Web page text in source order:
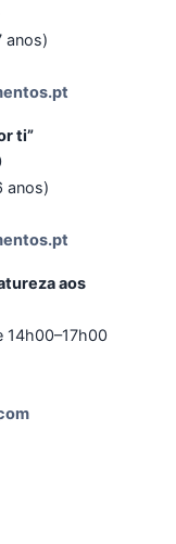
anos)
ti”
anos)
aos
14h00–17h00